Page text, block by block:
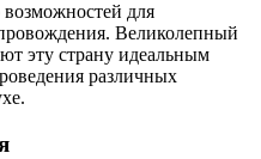
для
Великолепный
эту страну идеальным
различных